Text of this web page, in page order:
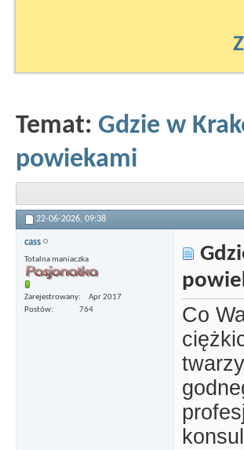
Temat: Gdzie w
powiekami
22-06-2026, 09:38
cass
Totalna maniaczka
Zarejestrowany
Apr 2017
Postów
764
Co